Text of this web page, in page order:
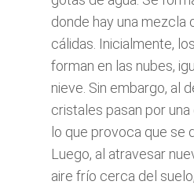
donde hay una mezcla
cálidas. Inicialmente,
forman en las nubes,
nieve. Sin embargo, al
cristales pasan por
lo que provoca que se
Luego, al atravesar
aire frío cerca del